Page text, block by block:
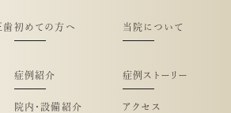
歯 初めての方へ 当院について
症例紹介 症例ストーリー
院内・設備紹介 アクセス